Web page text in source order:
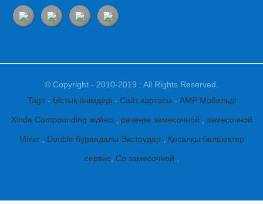
© Copyright - 2010-2019 : All Rights Reserved.
Tags - Ыстық өнімдері - Сайт картасы - AMP Мобильді
Xinda Compounding жүйесі резеңке замесочной замесочной
Mixer Double бұрандалы Экструдер Қосалқы бөлшектер
сервис, Co замесочной